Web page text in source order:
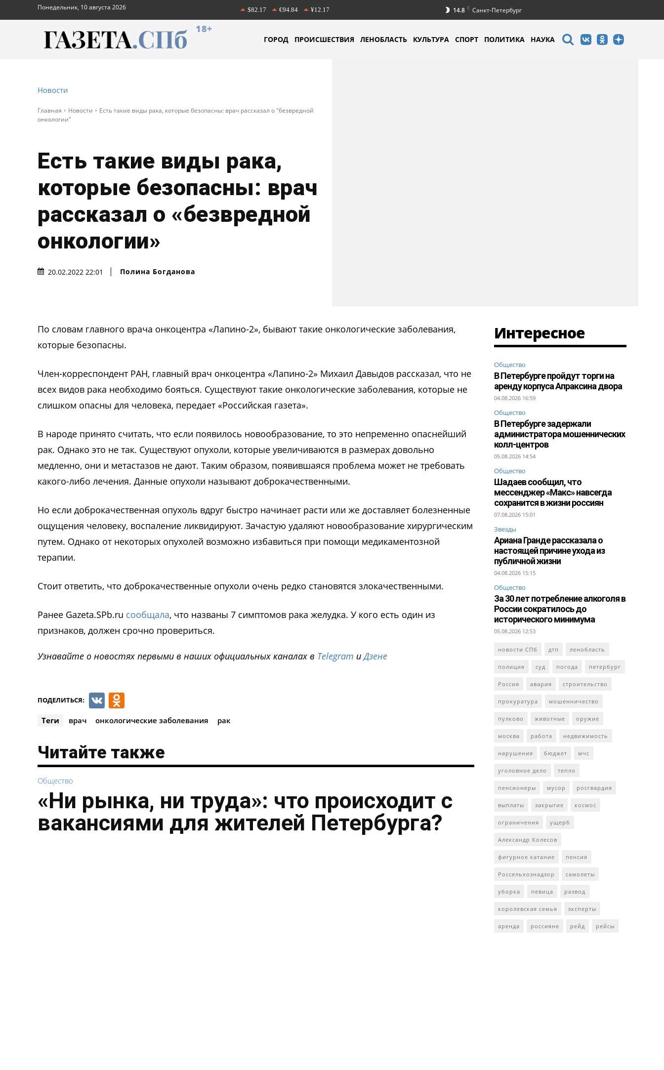
Понедельник, 10 августа 2026 $82.17 €94.84 ¥12.17 14.8 C Санкт-Петербург
18+
ГОРОД ПРОИСШЕСТВИЯ ЛЕНОБЛАСТЬ КУЛЬТУРА СПОРТ ПОЛИТИКА НАУКА
Новости
Главная Новости
Есть такие виды рака, которые безопасны: врач рассказал о "безвредной
онкологии"
Есть такие виды рака,
которые безопасны: врач
рассказал о «безвредной
онкологии»
20.02.2022 22:01 Полина Богданова
По словам главного врача онкоцентра «Лапино-2», бывают такие онкологические заболевания,
которые безопасны.
Член-корреспондент РАН, главный врач онкоцентра «Лапино-2» Михаил Давыдов рассказал, что не
всех видов рака необходимо бояться. Существуют такие онкологические заболевания, которые не
слишком опасны для человека, передает «Российская газета».
В народе принято считать, что если появилось новообразование, то это непременно опаснейший
рак. Однако это не так. Существуют опухоли, которые увеличиваются в размерах довольно
медленно, они и метастазов не дают. Таким образом, появившаяся проблема может не требовать
какого-либо лечения. Данные опухоли называют доброкачественными.
Но если доброкачественная опухоль вдруг быстро начинает расти или же доставляет болезненные
ощущения человеку, воспаление ликвидируют. Зачастую удаляют новообразование хирургическим
путем. Однако от некоторых опухолей возможно избавиться при помощи медикаментозной
терапии.
Стоит ответить, что доброкачественные опухоли очень редко становятся злокачественными.
Ранее Gazeta.SPb.ru сообщала, что названы 7 симптомов рака желудка. У кого есть один из
признаков, должен срочно провериться.
Узнавайте о новостях первыми в наших официальных каналах в Telegram иДзене
ПОДЕЛИТЬСЯ: VK
Теги врач онкологические заболевания рак
Читайте также
Общество
«Ни рынка, ни труда»: что происходит с
вакансиями для жителей Петербурга?
Интересное
Общество
В Петербурге пройдут торги на
аренду корпуса Апраксина двора
04.08.2026 16:59
Общество
В Петербурге задержали
администратора мошеннических
колл-центров
05.08.2026 14:54
Общество
Шадаев сообщил, что
мессенджер «Макс» навсегда
сохранится в жизни россиян
07.08.2026 15:01
Звезды
Ариана Гранде рассказала о
настоящей причине ухода из
публичной жизни
04.08.2026 15:15
Общество
За 30 лет потребление алкоголя в
России сократилось до
исторического минимума
05.08.2026 12:53
новости СПб дтп ленобласть
полиция суд погода петербург
Россия авария строительство
прокуратура мошенничество
пулково животные оружие
москва работа недвижимость
нарушения бюджет мчс
уголовное дело тепло
пенсионеры мусор росгвардия
выплаты закрытие космос
ограничения ущерб
Александр Колесов
фигурное катание пенсия
Россельхознадзор самолеты
уборка певица развод
королевская семья эксперты
аренда россияне рейд рейсы